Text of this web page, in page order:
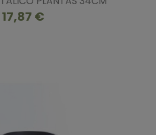
17,87 €